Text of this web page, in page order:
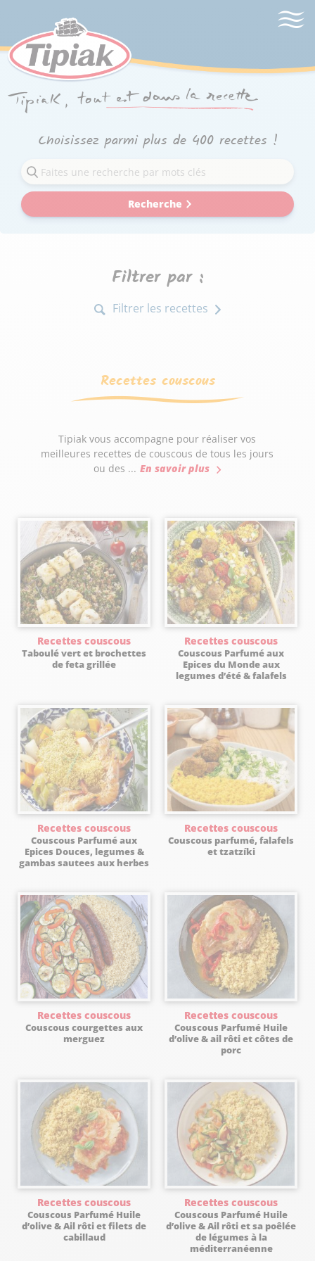
Choisissez parmi plus de 400 recettes !
Recherche
Filtrer par :
Filtrer les recettes
Recettes couscous
Tipiak vous accompagne pour réaliser vos
meilleures recettes de couscous de tous les jours
ou des ... En savoir plus
Recettes couscous
Taboulé vert et brochettes
de feta grillée
Recettes couscous
Couscous Parfumé aux
Epices du Monde aux
legumes d’été & falafels
Recettes couscous
Couscous Parfumé aux
Epices Douces, legumes &
gambas sautees aux herbes
Recettes couscous
Couscous parfumé, falafels
et tzatzíki
Recettes couscous
Couscous courgettes aux
merguez
Recettes couscous
Couscous Parfumé Huile
d’olive & ail rôti et côtes de
porc
Recettes couscous
Couscous Parfumé Huile
d’olive & Ail rôti et filets de
cabillaud
Recettes couscous
Couscous Parfumé Huile
d’olive & Ail rôti et sa poêlée
de légumes à la
méditerranéenne